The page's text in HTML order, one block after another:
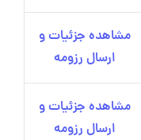
مشاهده جزئیات و
ارسال رزومه
مشاهده جزئیات و
ارسال رزومه